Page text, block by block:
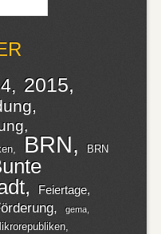
2015
BRN
BRN
Feiertage
gema